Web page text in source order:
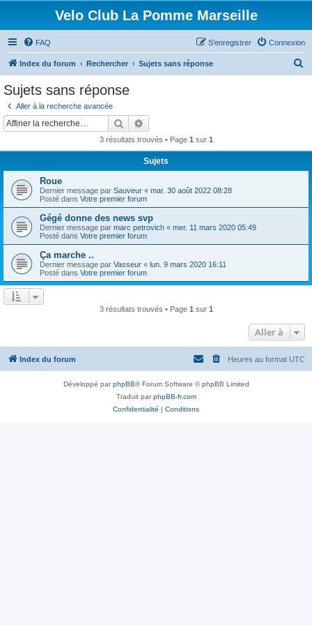
Velo Club La Pomme Marseille
FAQ Connexion
S’enregistrer
Index du forum Rechercher Sujets sans réponse
Sujets sans réponse
Aller à la recherche avancée
Rechercher
3 résultats trouvés • Page 1 sur 1
Sujets
Roue
Dernier message par Sauveur « mar. 30 août 2022 08:28
Posté dans Votre premier forum
Gégé donne des news svp
Dernier message par marc petrovich « mer. 11 mars 2020 05:49
Posté dans Votre premier forum
Ça marche ..
Dernier message par Vasseur « lun. 9 mars 2020 16:11
Posté dans Votre premier forum
3 résultats trouvés • Page 1 sur 1
Aller à
Index du forum Heures au format UTC
Développé parphpBB® Forum Software © phpBB Limited
Traduit parphpBB-fr.com
Confidentialité | Conditions